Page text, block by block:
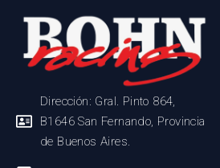
Dirección: Gral. Pinto 864,
B1646 San Fernando, Provincia
de Buenos Aires.